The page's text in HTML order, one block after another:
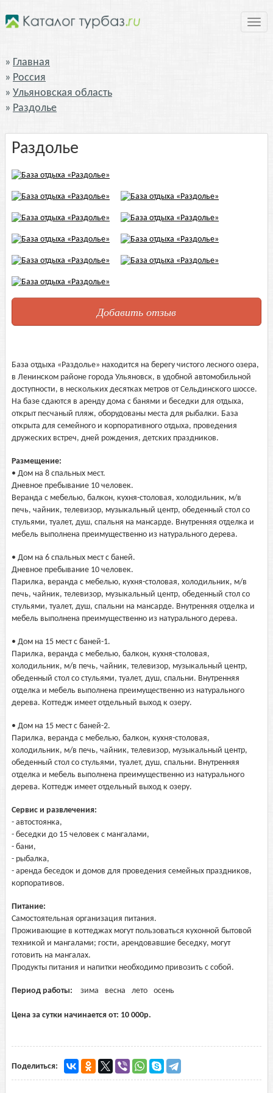
Главная
Россия
Ульяновская область
Раздолье
Раздолье
Добавить отзыв
База отдыха «Раздолье» находится на берегу чистого лесного озера,
в Ленинском районе города Ульяновск, в удобной автомобильной
доступности, в нескольких десятках метров от Сельдинского шоссе.
На базе сдаются в аренду дома с банями и беседки для отдыха,
открыт песчаный пляж, оборудованы места для рыбалки. База
открыта для семейного и корпоративного отдыха, проведения
дружеских встреч, дней рождения, детских праздников.
Размещение:
• Дом на 8 спальных мест.
Дневное пребывание 10 человек.
Веранда с мебелью, балкон, кухня-столовая, холодильник, м/в
печь, чайник, телевизор, музыкальный центр, обеденный стол со
стульями, туалет, душ, спальня на мансарде. Внутренняя отделка и
мебель выполнена преимущественно из натурального дерева.
• Дом на 6 спальных мест с баней.
Дневное пребывание 10 человек.
Парилка, веранда с мебелью, кухня-столовая, холодильник, м/в
печь, чайник, телевизор, музыкальный центр, обеденный стол со
стульями, туалет, душ, спальни на мансарде. Внутренняя отделка и
мебель выполнена преимущественно из натурального дерева.
• Дом на 15 мест с баней-1.
Парилка, веранда с мебелью, балкон, кухня-столовая,
холодильник, м/в печь, чайник, телевизор, музыкальный центр,
обеденный стол со стульями, туалет, душ, спальни. Внутренняя
отделка и мебель выполнена преимущественно из натурального
дерева. Коттедж имеет отдельный выход к озеру.
• Дом на 15 мест с баней-2.
Парилка, веранда с мебелью, балкон, кухня-столовая,
холодильник, м/в печь, чайник, телевизор, музыкальный центр,
обеденный стол со стульями, туалет, душ, спальни. Внутренняя
отделка и мебель выполнена преимущественно из натурального
дерева. Коттедж имеет отдельный выход к озеру.
Сервис и развлечения:
- автостоянка,
- беседки до 15 человек с мангалами,
- бани,
- рыбалка,
- аренда беседок и домов для проведения семейных праздников,
корпоративов.
Питание:
Самостоятельная организация питания.
Проживающие в коттеджах могут пользоваться кухонной бытовой
техникой и мангалами; гости, арендовавшие беседку, могут
готовить на мангалах.
Продукты питания и напитки необходимо привозить с собой.
Период работы: зима весна лето осень
Цена за сутки начинается от: 10 000р.
Поделиться: